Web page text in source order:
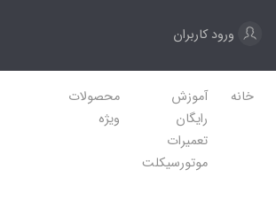
ورود کاربران
خانه
آموزش
رایگان
تعمیرات
موتورسیکلت
محصولات
ویژه